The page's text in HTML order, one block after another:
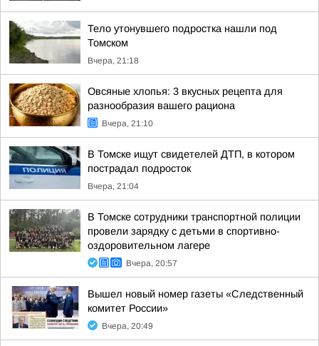
Тело утонувшего подростка нашли под
Томском
Вчера, 21:18
Овсяные хлопья: 3 вкусных рецепта для
разнообразия вашего рациона
Вчера, 21:10
В Томске ищут свидетелей ДТП, в котором
пострадал подросток
Вчера, 21:04
В Томске сотрудники транспортной полиции
провели зарядку с детьми в спортивно-
оздоровительном лагере
Вчера, 20:57
Вышел новый номер газеты «Следственный
комитет России»
Вчера, 20:49